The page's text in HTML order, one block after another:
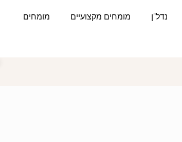
נדל"ן מומחים מקצועיים מומחים